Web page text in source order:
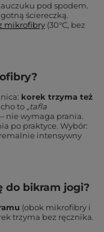
pod spodem.
ściereczką.
mikrofibry (30°C, bez
korek trzyma też
to
„tafla
nie wymaga prania.
po praktyce. Wybór:
intensywny
do bikram jogi?
(obok mikrofibry i
trzyma bez ręcznika.